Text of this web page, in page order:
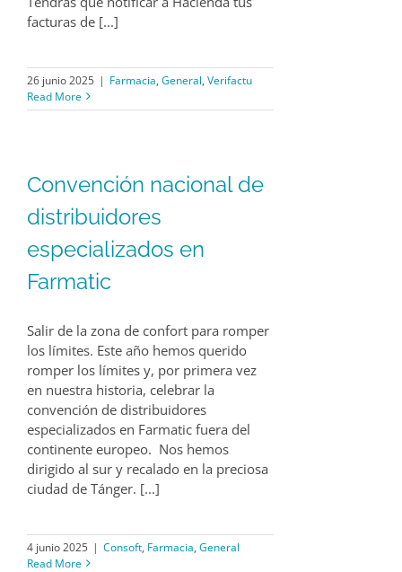
facturas de [...]
26 junio 2025 | Farmacia, General, Verifactu
Read More
Convención nacional de
distribuidores
especializados en
Farmatic
Salir de la zona de confort para romper
los límites. Este año hemos querido
romper los límites y, por primera vez
en nuestra historia, celebrar la
convención de distribuidores
especializados en Farmatic fuera del
continente europeo. Nos hemos
dirigido al sur y recalado en la preciosa
ciudad de Tánger. [...]
4 junio 2025 | Consoft, Farmacia, General
Read More